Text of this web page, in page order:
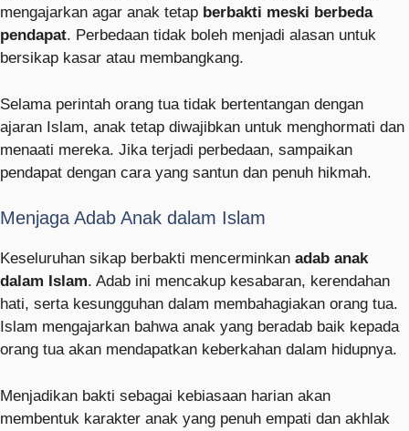
mengajarkan agar anak tetap berbakti meski berbeda
pendapat. Perbedaan tidak boleh menjadi alasan untuk
bersikap kasar atau membangkang.
Selama perintah orang tua tidak bertentangan dengan
ajaran Islam, anak tetap diwajibkan untuk menghormati dan
menaati mereka. Jika terjadi perbedaan, sampaikan
pendapat dengan cara yang santun dan penuh hikmah.
Menjaga Adab Anak dalam Islam
Keseluruhan sikap berbakti mencerminkan adab anak
dalam Islam. Adab ini mencakup kesabaran, kerendahan
hati, serta kesungguhan dalam membahagiakan orang tua.
Islam mengajarkan bahwa anak yang beradab baik kepada
orang tua akan mendapatkan keberkahan dalam hidupnya.
Menjadikan bakti sebagai kebiasaan harian akan
membentuk karakter anak yang penuh empati dan akhlak